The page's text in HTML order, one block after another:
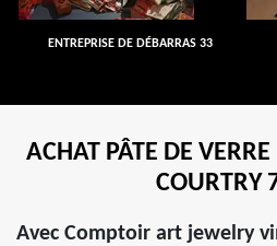
ENTREPRISE DE DÉBARRAS 33
ACHAT PÂTE DE
COURTRY
Avec Comptoir art jewelry